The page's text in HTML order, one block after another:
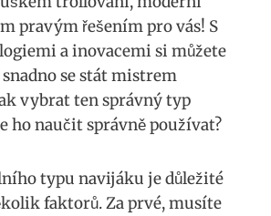
pravým⁢ řešením pro ⁣vás! S
a inovacemi si můžete
se stát mistrem
​vybrat ten správný typ
ho naučit správně používat?
typu navijáku je důležité
faktorů. Za prvé, musíte